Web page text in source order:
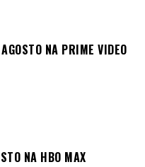
NA PRIME VIDEO
NA HBO MAX